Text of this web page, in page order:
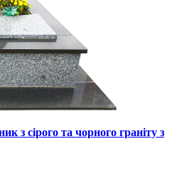
з сірого та чорного граніту з